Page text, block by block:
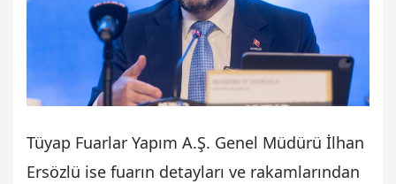
Tüyap Fuarlar Yapım A.Ş. Genel Müdürü İlhan
Ersözlü ise fuarın detayları ve rakamlarından